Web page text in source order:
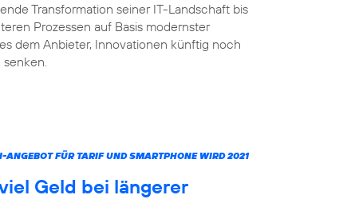
Transformation seiner IT-Landschaft bis
Prozessen auf Basis modernster
dem Anbieter, Innovationen künftig noch
FÜR TARIF UND SMARTPHONE WIRD 2021
Geld bei längerer